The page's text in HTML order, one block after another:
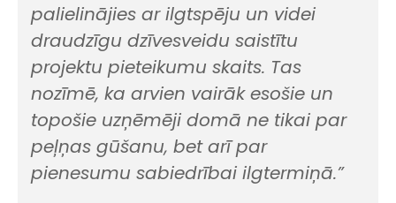
palielinājies ar ilgtspēju un videi
draudzīgu dzīvesveidu saistītu
projektu pieteikumu skaits. Tas
nozīmē, ka arvien vairāk esošie un
topošie uzņēmēji domā ne tikai par
peļņas gūšanu, bet arī par
pienesumu sabiedrībai ilgtermiņā.”